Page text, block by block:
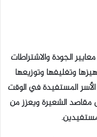
الجودة والاشتراطات
وتغليفها وتوزيعها
المستفيدة في الوقت
مقاصد الشعيرة ويعزز من